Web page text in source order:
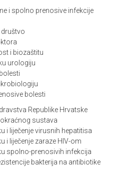
i spolno prenosive infekcije
i biozaštitu
urologiju
bolesti
Republike Hrvatske
sustava
i liječenje virusnih hepatitisa
i liječenje zaraze HIV-om
spolno-prenosivih infekcija
bakterija na antibiotike